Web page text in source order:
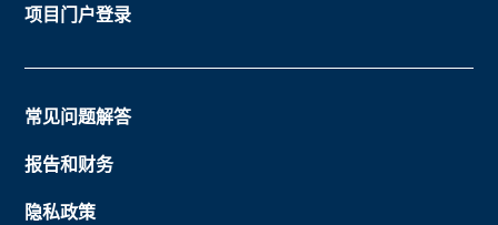
项目门户登录
常见问题解答
报告和财务
隐私政策